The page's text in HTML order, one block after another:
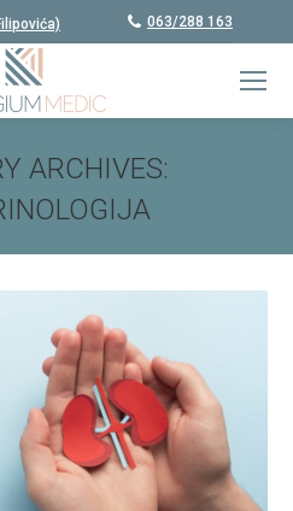
063/288 163
ARCHIVES: